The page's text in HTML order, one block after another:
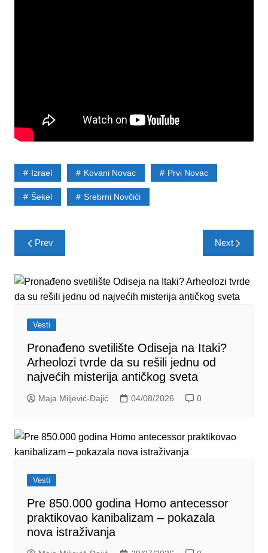
Izrael Kovani Novac Prvi Novac
Šekel Srebrni Novčići
Post
navigation
Prev Next
Vesti
Pronađeno svetilište Odiseja na Itaki?
Arheolozi tvrde da su rešili jednu od
najvećih misterija antičkog sveta
Maja Miljević-Đajić 04/08/2026 0
Vesti
Pre 850.000 godina Homo antecessor
praktikovao kanibalizam – pokazala
nova istraživanja